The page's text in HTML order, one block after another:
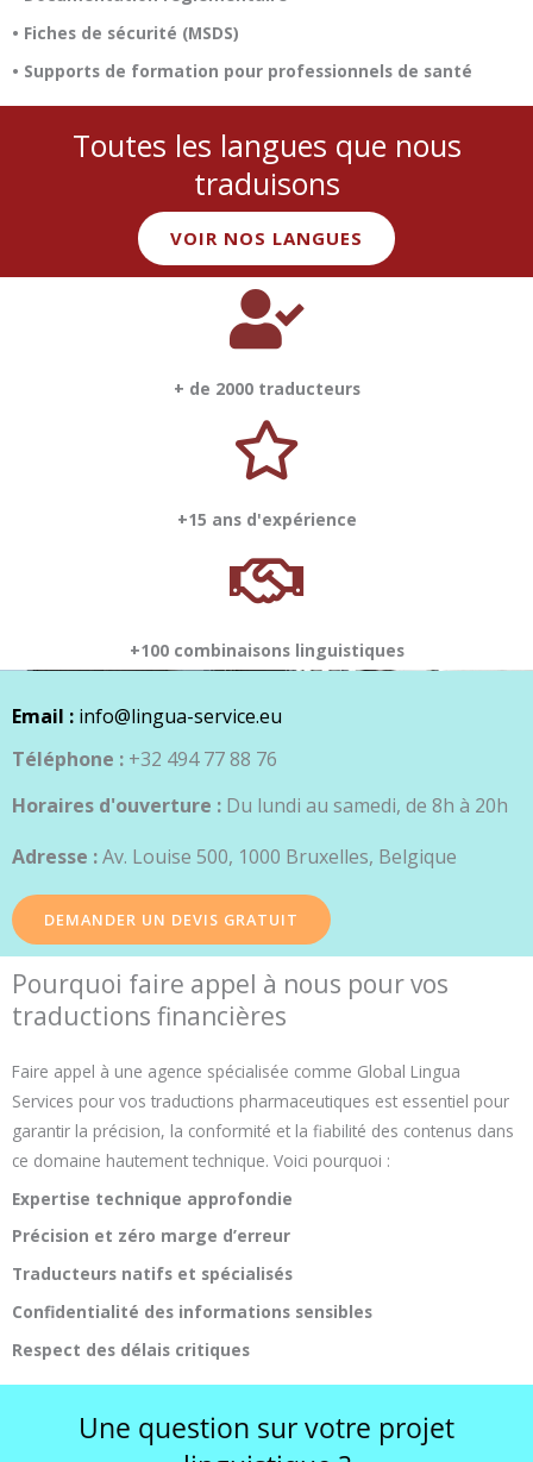
• Fiches de sécurité (MSDS)
• Supports de formation pour professionnels de santé
Toutes les langues que nous
traduisons
VOIR NOS LANGUES
+ de 2000 traducteurs
+15 ans d'expérience
+100 combinaisons linguistiques
Email : info@lingua-service.eu
Téléphone : +32 494 77 88 76
Horaires d'ouverture : Du lundi au samedi, de 8h à 20h
Adresse :Av. Louise 500, 1000 Bruxelles, Belgique
DEMANDER UN DEVIS GRATUIT
Pourquoi faire appel à nous pour vos
traductions financières
Faire appel à une agence spécialisée comme Global Lingua
Services pour vos traductions pharmaceutiques est essentiel pour
garantir la précision, la conformité et la fiabilité des contenus dans
ce domaine hautement technique. Voici pourquoi :
Expertise technique approfondie
Précision et zéro marge d’erreur
Traducteurs natifs et spécialisés
Confidentialité des informations sensibles
Respect des délais critiques
Une question sur votre projet